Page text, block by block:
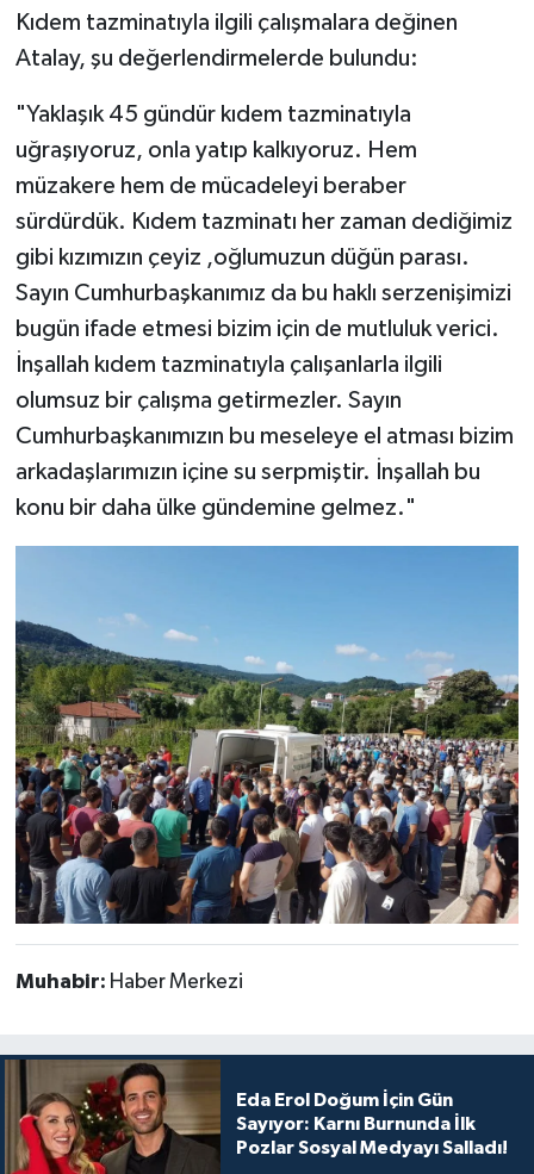
Kıdem tazminatıyla ilgili çalışmalara değinen
Atalay, şu değerlendirmelerde bulundu:
"Yaklaşık 45 gündür kıdem tazminatıyla
uğraşıyoruz, onla yatıp kalkıyoruz. Hem
müzakere hem de mücadeleyi beraber
sürdürdük. Kıdem tazminatı her zaman dediğimiz
gibi kızımızın çeyiz ,oğlumuzun düğün parası.
Sayın Cumhurbaşkanımız da bu haklı serzenişimizi
bugün ifade etmesi bizim için de mutluluk verici.
İnşallah kıdem tazminatıyla çalışanlarla ilgili
olumsuz bir çalışma getirmezler. Sayın
Cumhurbaşkanımızın bu meseleye el atması bizim
arkadaşlarımızın içine su serpmiştir. İnşallah bu
konu bir daha ülke gündemine gelmez."
Muhabir: Haber Merkezi
Eda Erol Doğum İçin Gün
Sayıyor: Karnı Burnunda İlk
Pozlar Sosyal Medyayı Salladı!